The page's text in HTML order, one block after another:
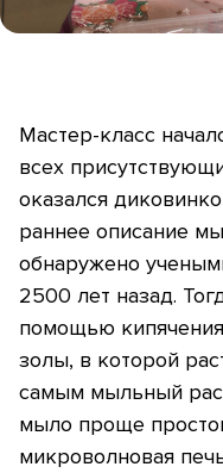
Мастер-класс
всех
оказался
раннее описание
обнаружено
2500 лет назад.
помощью
золы, в которой
самым мыльный
мыло проще
микроволновая